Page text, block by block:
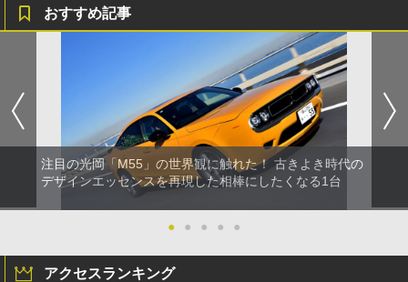
おすすめ記事
注目の光岡「M55」の世界観に触れた！ 古きよき時代の
デザインエッセンスを再現した相棒にしたくなる1台
● ● ● ● ●
アクセスランキング